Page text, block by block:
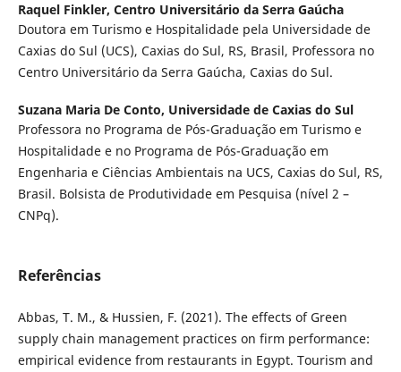
Raquel Finkler, Centro Universitário da Serra Gaúcha
Doutora em Turismo e Hospitalidade pela Universidade de
Caxias do Sul (UCS), Caxias do Sul, RS, Brasil, Professora no
Centro Universitário da Serra Gaúcha, Caxias do Sul.
Suzana Maria De Conto, Universidade de Caxias do Sul
Professora no Programa de Pós-Graduação em Turismo e
Hospitalidade e no Programa de Pós-Graduação em
Engenharia e Ciências Ambientais na UCS, Caxias do Sul, RS,
Brasil. Bolsista de Produtividade em Pesquisa (nível 2 –
CNPq).
Referências
Abbas, T. M., & Hussien, F. (2021). The effects of Green
supply chain management practices on firm performance:
empirical evidence from restaurants in Egypt. Tourism and